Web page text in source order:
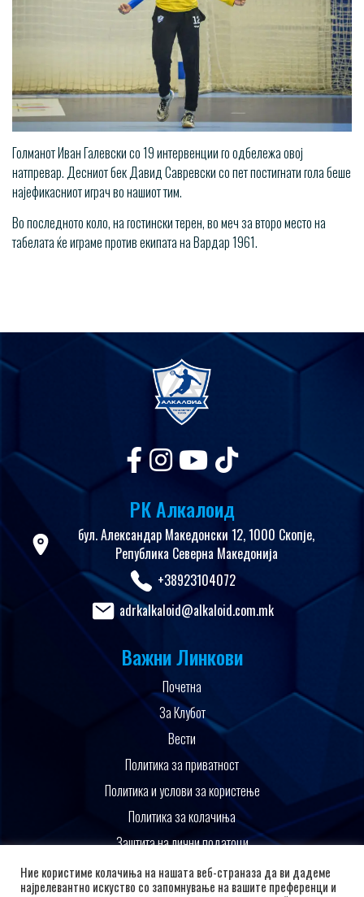
Голманот Иван Галевски со 19 интервенции го одбележа овој
натпревар. Десниот бек Давид Савревски со пет постигнати гола беше
најефикасниот играч во нашиот тим.
Во последното коло, на гостински терен, во меч за второ место на
табелата ќе играме против екипата на Вардар 1961.
РК Алкалоид
бул. Александар Македонски 12, 1000 Скопје,
Република Северна Македонија
+38923104072
adrkalkaloid@alkaloid.com.mk
Важни Линкови
Почетна
За Клубот
Вести
Политика за приватност
Политика и услови за користење
Политика за колачиња
Заштита на лични податоци
Поддржано од
Ние користиме колачиња на нашата веб-страназа да ви дадеме
најрелевантно искуство со запомнување на вашите преференци и